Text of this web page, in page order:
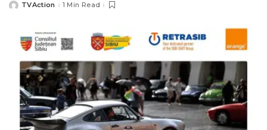
PostedTVAction 1 Min Read